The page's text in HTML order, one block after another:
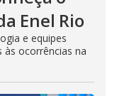
Enel Rio
e equipes
às ocorrências na